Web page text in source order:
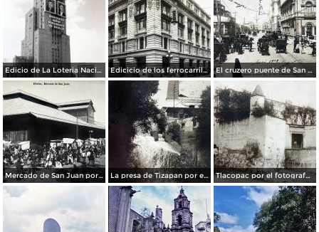
Edicio de La Loteria Nacional Ciudad de México Abril de 1964 Edicicio de los ferrocarriles. El cruzero puente de San Francisco y Guardiola por el fotografo Felix Miret.
Mercado de San Juan por el fotografo Felix Miret La presa de Tizapan por el fotografo Fernando Kososky. ( Circulada el 22 de Diembre de 1910 ). Tlacopac por el fotografo Hugo Brehme.